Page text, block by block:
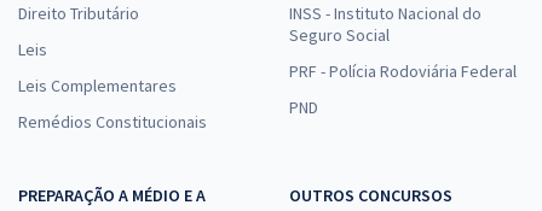
Direito Tributário
Leis
Leis Complementares
Remédios Constitucionais
INSS - Instituto Nacional do
Seguro Social
PRF - Polícia Rodoviária Federal
PND
PREPARAÇÃO A MÉDIO E A
OUTROS CONCURSOS